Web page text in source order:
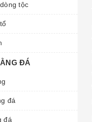
tộc
ĐÁ
đá
đá